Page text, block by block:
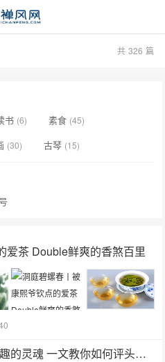
共 326 篇
书 (6) 素食 (45)
(30) 古琴 (15)
爱茶 Double鲜爽的香煞百里
评茶攻略丨好看的皮囊VS有趣的灵魂 一文教你如何评头论足